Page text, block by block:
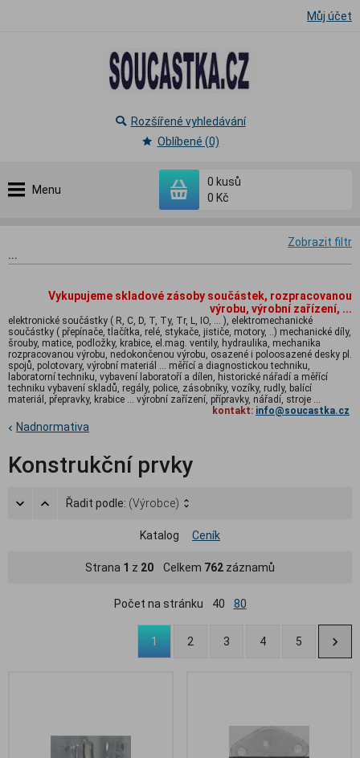
Můj účet
Menu
0 kusů
0 Kč
Rozšířené vyhledávání
Oblíbené (0)
Zobrazit filtr
...
Vykupujeme skladové zásoby součástek, rozpracovanou
výrobu, výrobní zařízení, ...
elektronické součástky ( R, C, D, T, Ty, Tr, L, IO, ... ), elektromechanické
součástky ( přepínače, tlačítka, relé, stykače, jističe, motory, ..) mechanické díly,
šrouby, matice, podložky, krabice, el.mag. ventily, hydraulika, mechanika
rozpracovanou výrobu, nedokončenou výrobu, osazené i poloosazené desky pl.
spojů, polotovary, výrobní materiál ... měřící a diagnostickou techniku,
laboratorní techniku, vybavení laboratoří a dílen, historické nářadí a měřící
techniku vybavení skladů, regály, police, zásobníky, vozíky, rudly, balící
materiál, přepravky, krabice ... výrobní zařízení, přípravky, nářadí, stroje ...
kontakt: info@soucastka.cz
Nadnormativa
Konstrukční prvky
Řadit podle: (Výrobce)
Katalog Ceník
Strana 1 z 20 Celkem 762 záznamů
Počet na stránku 40 80
1 2 3 4 5